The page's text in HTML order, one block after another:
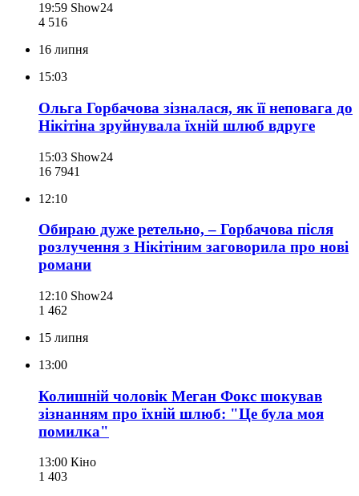
19:59 Show24
4 516
16 липня
15:03
Ольга Горбачова зізналася, як її неповага до
Нікітіна зруйнувала їхній шлюб вдруге
15:03 Show24
16 7941
12:10
Обираю дуже ретельно, – Горбачова після
розлучення з Нікітіним заговорила про нові
романи
12:10 Show24
1 462
15 липня
13:00
Колишній чоловік Меган Фокс шокував
зізнанням про їхній шлюб: "Це була моя
помилка"
13:00 Кіно
1 403